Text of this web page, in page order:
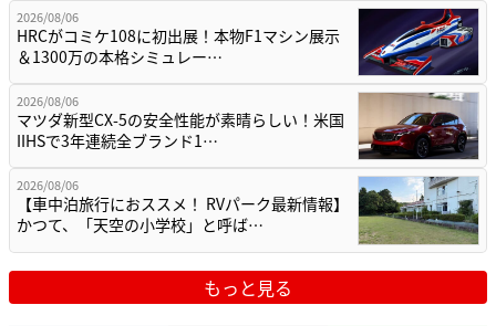
2026/08/06
HRCがコミケ108に初出展！本物F1マシン展示
＆1300万の本格シミュレー…
2026/08/06
マツダ新型CX-5の安全性能が素晴らしい！米国
IIHSで3年連続全ブランド1…
2026/08/06
【車中泊旅行におススメ！ RVパーク最新情報】
かつて、「天空の小学校」と呼ば…
もっと見る